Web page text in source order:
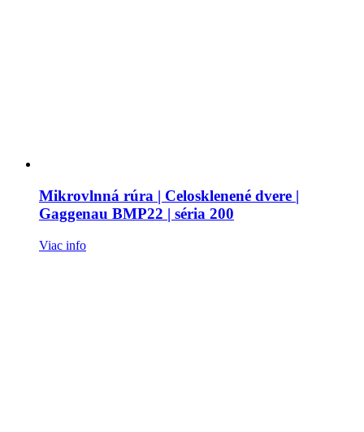
Mikrovlnná rúra | Celosklenené dvere |
Gaggenau BMP22 | séria 200
Viac info